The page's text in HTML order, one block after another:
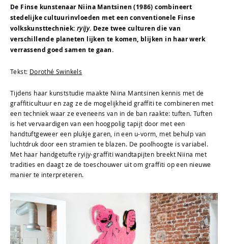
De Finse kunstenaar Niina Mantsinen (1986) combineert
stedelijke cultuurinvloeden met een conventionele Finse
volkskunsttechniek:ryijy. Deze twee culturen die van
verschillende planeten lijken te komen, blijken in haar werk
verrassend goed samen te gaan.
Tekst: Dorothé Swinkels
Tijdens haar kunststudie maakte Niina Mantsinen kennis met de
graffiticultuur en zag ze de mogelijkheid graffiti te combineren met
een techniek waar ze eveneens van in de ban raakte: tuften. Tuften
is het vervaardigen van een hoogpolig tapijt door met een
handtuftgeweer een plukje garen, in een u-vorm, met behulp van
luchtdruk door een stramien te blazen. De poolhoogte is variabel.
Met haar handgetufte ryijy-graffiti wandtapijten breekt Niina met
tradities en daagt ze de toeschouwer uit om graffiti op een nieuwe
manier te interpreteren.